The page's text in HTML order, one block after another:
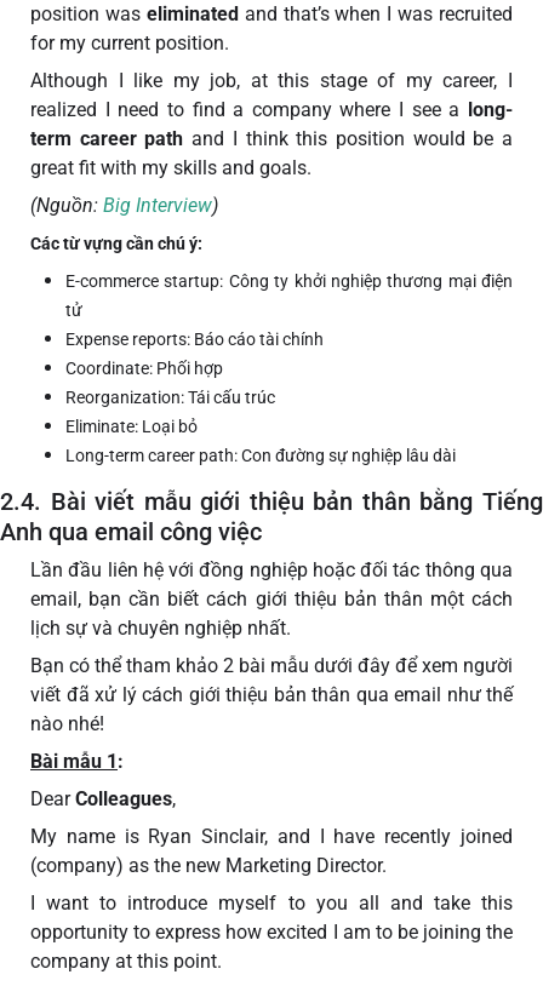
position was eliminated and that’s when I was recruited
for my current position.
Although I like my job, at this stage of my career, I
realized I need to find a company where I see a
long-
term career path and I think this position would be a
great fit with my skills and goals.
(Nguồn: Big Interview)
Các từ vựng cần chú ý:
E-commerce startup: Công ty khởi nghiệp thương mại điện
tử
Expense reports: Báo cáo tài chính
Coordinate: Phối hợp
Reorganization: Tái cấu trúc
Eliminate: Loại bỏ
Long-term career path: Con đường sự nghiệp lâu dài
2.4. Bài viết mẫu giới thiệu bản thân bằng Tiếng
Anh qua email công việc
Lần đầu liên hệ với đồng nghiệp hoặc đối tác thông qua
email, bạn cần biết cách giới thiệu bản thân một cách
lịch sự và chuyên nghiệp nhất.
Bạn có thể tham khảo 2 bài mẫu dưới đây để xem người
viết đã xử lý cách giới thiệu bản thân qua email như thế
nào nhé!
Bài mẫu 1 :
DearColleagues,
My name is Ryan Sinclair, and I have recently joined
(company) as the new Marketing Director.
I want to introduce myself to you all and take this
opportunity to express how excited I am to be joining the
company at this point.